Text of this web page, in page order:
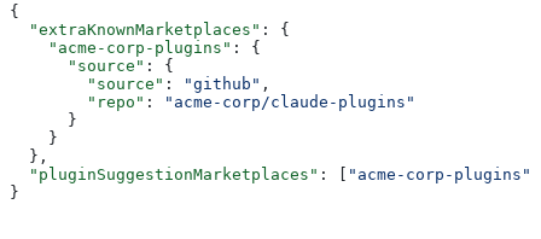
{
  "extraKnownMarketplaces"
: {
    "acme-corp-plugins"
: {
      "source"
: {
        "source"
: "github" ,
        "repo"
:
"acme-corp/claude-plugins"
      }
    }
  },
  "pluginSuggestionMarketplaces"
: [ "acme-corp-plugins"
}